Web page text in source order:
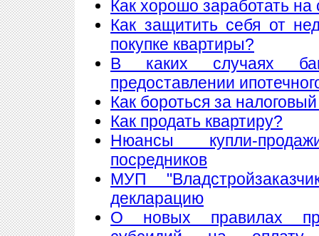
Как хорошо заработать
Как защитить себя от
покупке квартиры?
В каких случаях
предоставлении
Как бороться за
Как продать квартиру?
Нюансы купли-
посредников
МУП
декларацию
О новых правилах